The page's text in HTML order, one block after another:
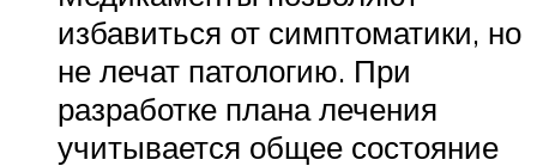
избавиться от симптоматики, но
не лечат патологию. При
разработке плана лечения
учитывается общее состояние